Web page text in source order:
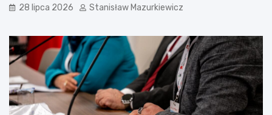
28 lipca 2026 Stanisław Mazurkiewicz